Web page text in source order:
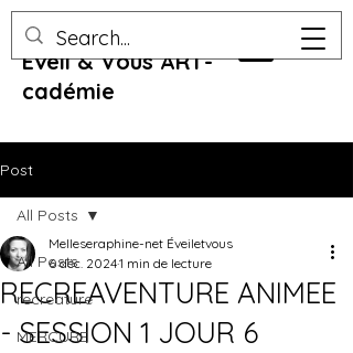
Eveil & Vous ART-
cadémie
Post
All Posts
recreature
MERCURE
All Posts
RECREAVENTURE ANIMEE
- SESSION 1 JOUR 6
Melleseraphine-net Éveiletvous
6 déc. 20241 min de lecture